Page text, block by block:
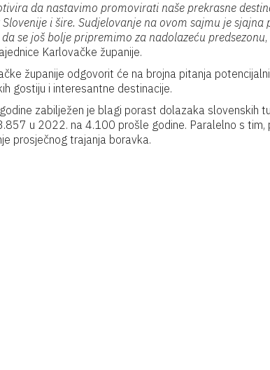
da nastavimo promovirati naše prekrasne
i šire. Sudjelovanje na ovom sajmu je sjajna
se još bolje pripremimo za nadolazeću predsezonu
Karlovačke županije.
županije odgovorit će na brojna pitanja
gostiju i interesantne destinacije.
zabilježen je blagi porast dolazaka slovenskih
u 2022. na 4.100 prošle godine. Paralelno s tim,
prosječnog trajanja boravka.